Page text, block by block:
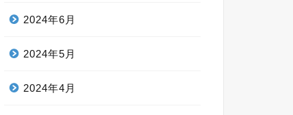
2024年6月
2024年5月
2024年4月